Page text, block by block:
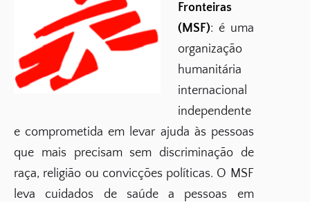
Fronteiras
(MSF): é uma
organização
humanitária
internacional
independente
e comprometida em levar ajuda às pessoas
que mais precisam sem discriminação de
raça, religião ou convicções políticas. O MSF
leva cuidados de saúde a pessoas em